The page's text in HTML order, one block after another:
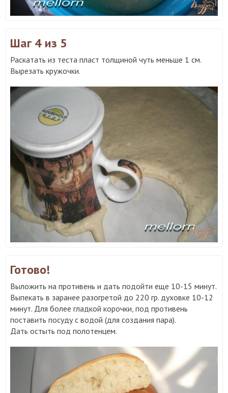
Шаг 4 из 5
Раскатать из теста пласт толщиной чуть меньше 1 см.
Вырезать кружочки.
Готово!
Выложить на противень и дать подойти еще 10-15 минут.
Выпекать в заранее разогретой до 220 гр. духовке 10-12
минут. Для более гладкой корочки, под противень
поставить посуду с водой (для создания пара).
Дать остыть под полотенцем.